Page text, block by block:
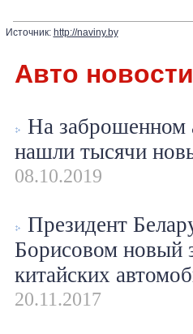
Источник: http://naviny.by
Авто новости
На заброшенном
нашли тысячи
08.10.2019
Президент
Борисовом новый
китайских
20.11.2017